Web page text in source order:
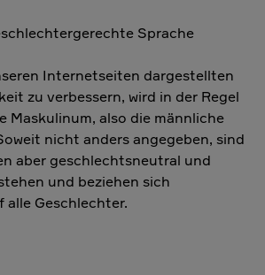
Sprache
Internetseiten dargestellten
zu verbessern, wird in der Regel
Maskulinum, also die männliche
nicht anders angegeben, sind
aber geschlechtsneutral und
und beziehen sich
alle Geschlechter.